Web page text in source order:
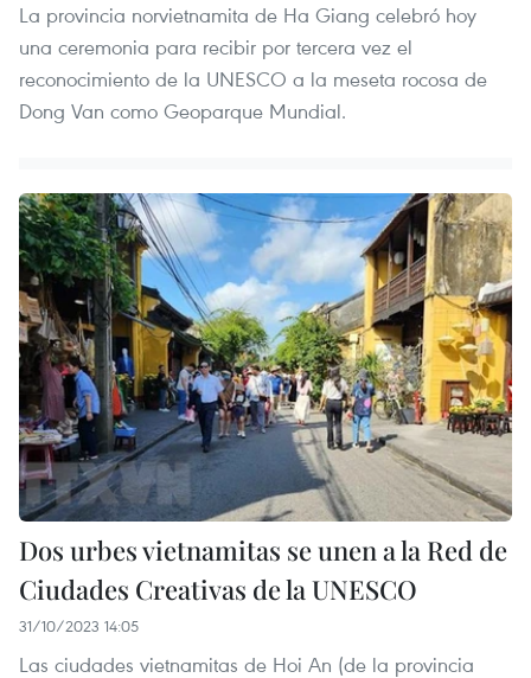
La provincia norvietnamita de Ha Giang celebró hoy
una ceremonia para recibir por tercera vez el
reconocimiento de la UNESCO a la meseta rocosa de
Dong Van como Geoparque Mundial.
Dos urbes vietnamitas se unen a la Red de
Ciudades Creativas de la UNESCO
31/10/2023 14:05
Las ciudades vietnamitas de Hoi An (de la provincia